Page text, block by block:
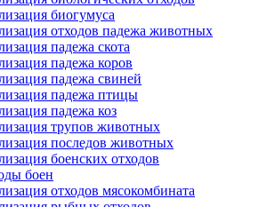
биогумуса
отходов падежа животных
падежа скота
падежа коров
падежа свиней
падежа птицы
падежа коз
трупов животных
последов животных
боенских отходов
боен
отходов мясокомбината